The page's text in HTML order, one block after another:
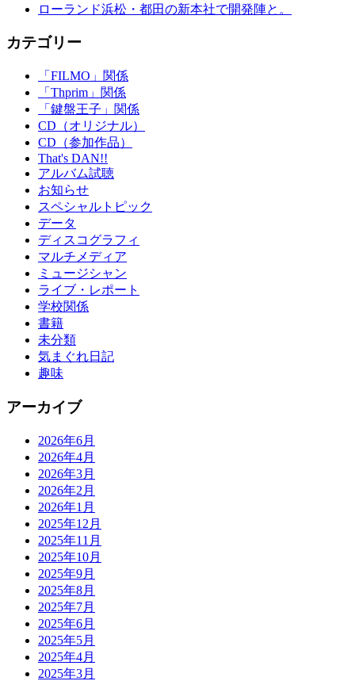
ローランド浜松・都田の新本社で開発陣と。
カテゴリー
「FILMO」関係
「Thprim」関係
「鍵盤王子」関係
CD（オリジナル）
CD（参加作品）
That's DAN!!
アルバム試聴
お知らせ
スペシャルトピック
データ
ディスコグラフィ
マルチメディア
ミュージシャン
ライブ・レポート
学校関係
書籍
未分類
気まぐれ日記
趣味
アーカイブ
2026年6月
2026年4月
2026年3月
2026年2月
2026年1月
2025年12月
2025年11月
2025年10月
2025年9月
2025年8月
2025年7月
2025年6月
2025年5月
2025年4月
2025年3月